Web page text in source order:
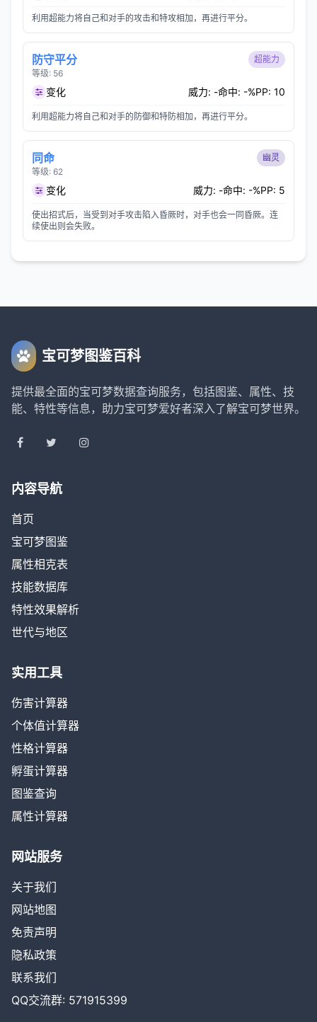
利用超能力将自己和对手的攻击和特攻相加，再进行平分。
防守平分
等级: 56
超能力
变化 威力: -命中: -%PP: 10
利用超能力将自己和对手的防御和特防相加，再进行平分。
同命
等级: 62
幽灵
变化 威力: -命中: -%PP: 5
使出招式后，当受到对手攻击陷入昏厥时，对手也会一同昏厥。连
续使出则会失败。
宝可梦图鉴百科
提供最全面的宝可梦数据查询服务，包括图鉴、属性、技
能、特性等信息，助力宝可梦爱好者深入了解宝可梦世界。
内容导航
首页
宝可梦图鉴
属性相克表
技能数据库
特性效果解析
世代与地区
实用工具
伤害计算器
个体值计算器
性格计算器
孵蛋计算器
图鉴查询
属性计算器
网站服务
关于我们
网站地图
免责声明
隐私政策
联系我们
QQ交流群: 571915399